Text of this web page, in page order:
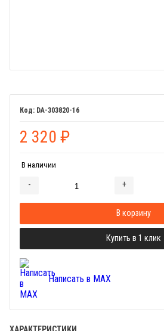
DA-303820-16
2 320 ₽
В наличии
- +
В корзину
Купить в 1 клик
Написать в MAX